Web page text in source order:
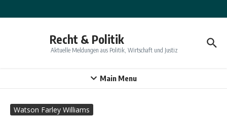
Recht & Politik
Aktuelle Meldungen aus Politik, Wirtschaft und Justiz
Main Menu
Watson Farley Williams